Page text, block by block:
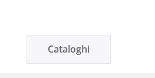
Cataloghi